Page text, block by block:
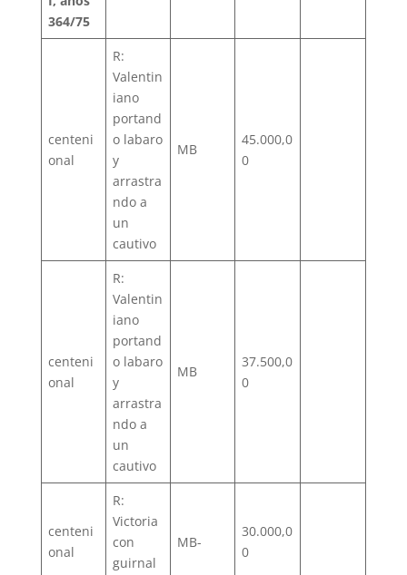
364/75
centeni
onal
R:
Valentin
iano
portand
o labaro
y
arrastra
ndo a
un
cautivo
MB
45.000,0
0
centeni
onal
R:
Valentin
iano
portand
o labaro
y
arrastra
ndo a
un
cautivo
MB
37.500,0
0
centeni
onal
R:
Victoria
con
guirnal
MB-
30.000,0
0